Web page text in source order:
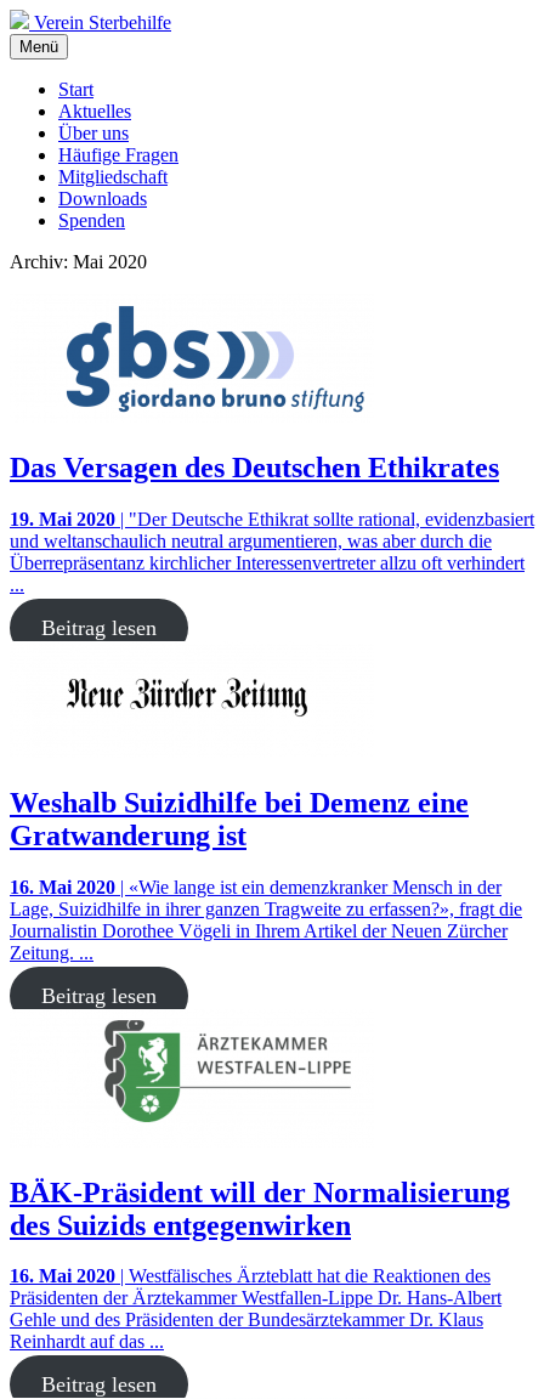
Verein Sterbehilfe
Menü
Start
Aktuelles
Über uns
Häufige Fragen
Mitgliedschaft
Downloads
Spenden
Archiv: Mai 2020
Das Versagen des Deutschen Ethikrates
19. Mai 2020 | "Der Deutsche Ethikrat sollte rational, evidenzbasiert
und weltanschaulich neutral argumentieren, was aber durch die
Überrepräsentanz kirchlicher Interessenvertreter allzu oft verhindert
...
Beitrag lesen
Weshalb Suizidhilfe bei Demenz eine
Gratwanderung ist
16. Mai 2020 | «Wie lange ist ein demenzkranker Mensch in der
Lage, Suizidhilfe in ihrer ganzen Tragweite zu erfassen?», fragt die
Journalistin Dorothee Vögeli in Ihrem Artikel der Neuen Zürcher
Zeitung. ...
Beitrag lesen
BÄK-Präsident will der Normalisierung
des Suizids entgegenwirken
16. Mai 2020 | Westfälisches Ärzteblatt hat die Reaktionen des
Präsidenten der Ärztekammer Westfallen-Lippe Dr. Hans-Albert
Gehle und des Präsidenten der Bundesärztekammer Dr. Klaus
Reinhardt auf das ...
Beitrag lesen